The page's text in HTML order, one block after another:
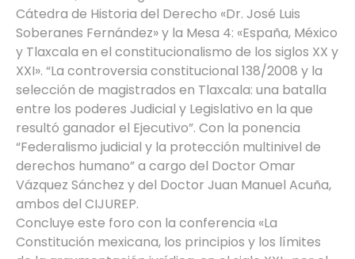
Cátedra de Historia del Derecho «Dr. José Luis
Soberanes Fernández» y la Mesa 4: «España, México
y Tlaxcala en el constitucionalismo de los siglos XX y
XXI». “La controversia constitucional 138/2008 y la
selección de magistrados en Tlaxcala: una batalla
entre los poderes Judicial y Legislativo en la que
resultó ganador el Ejecutivo”. Con la ponencia
“Federalismo judicial y la protección multinivel de
derechos humano” a cargo del Doctor Omar
Vázquez Sánchez y del Doctor Juan Manuel Acuña,
ambos del CIJUREP.
Concluye este foro con la conferencia «La
Constitución mexicana, los principios y los límites